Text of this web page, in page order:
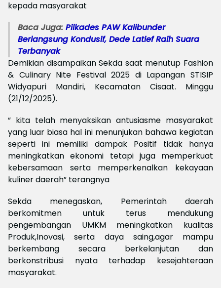
kepada masyarakat
Baca Juga: Pilkades PAW Kalibunder
Berlangsung Kondusif, Dede Latief Raih Suara
Terbanyak
Demikian disampaikan Sekda saat menutup Fashion
& Culinary Nite Festival 2025 di Lapangan STISIP
Widyapuri Mandiri, Kecamatan Cisaat. Minggu
(21/12/2025).
” kita telah menyaksikan antusiasme masyarakat
yang luar biasa hal ini menunjukan bahawa kegiatan
seperti ini memiliki dampak Positif tidak hanya
meningkatkan ekonomi tetapi juga memperkuat
kebersamaan serta memperkenalkan kekayaan
kuliner daerah” terangnya
Sekda menegaskan, Pemerintah daerah
berkomitmen untuk terus mendukung
pengembangan UMKM meningkatkan kualitas
Produk,Inovasi, serta daya saing,agar mampu
berkembang secara berkelanjutan dan
berkonstribusi nyata terhadap kesejahteraan
masyarakat.